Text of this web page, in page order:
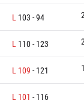
L 103 -94
L 110- 123
L 109 - 121
L 101 - 116